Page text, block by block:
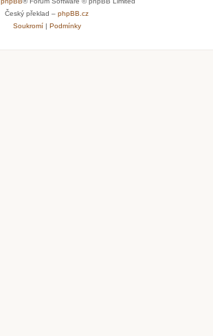
Český překlad – phpBB.cz
Soukromí| Podmínky